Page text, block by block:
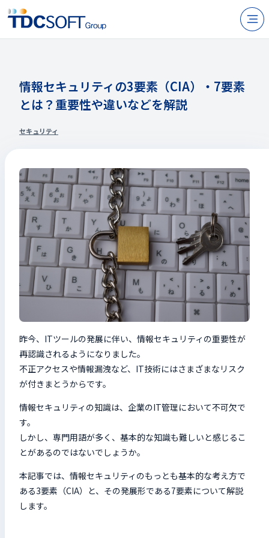
採用
IR情報
サステナビリティ
お問い合わせ
JP EN
検索キーワードを入力
閉じる
情報セキュリティの3要素（CIA）・7要素
とは？重要性や違いなどを解説
セキュリティ
昨今、ITツールの発展に伴い、情報セキュリティの重要性が
再認識されるようになりました。
不正アクセスや情報漏洩など、IT技術にはさまざまなリスク
が付きまとうからです。
情報セキュリティの知識は、企業のIT管理において不可欠で
す。
しかし、専門用語が多く、基本的な知識も難しいと感じるこ
とがあるのではないでしょうか。
本記事では、情報セキュリティのもっとも基本的な考え方で
ある3要素（CIA）と、その発展形である7要素について解説
します。